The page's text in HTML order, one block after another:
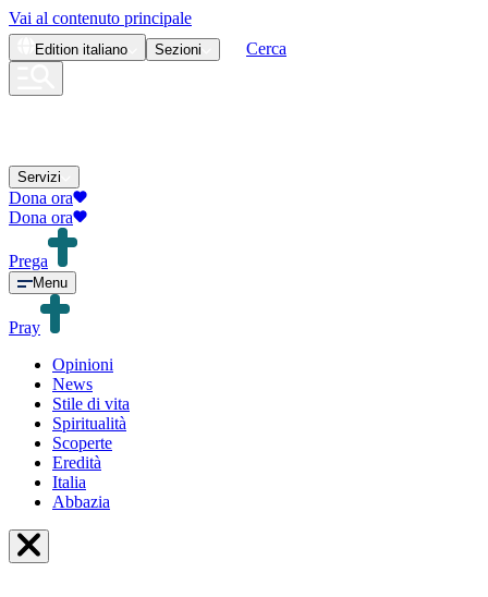
Vai al contenuto principale
Edition italiano Sezioni Cerca
Servizi
Dona ora
Dona ora
Prega
Menu
Pray
Opinioni
News
Stile di vita
Spiritualità
Scoperte
Eredità
Italia
Abbazia